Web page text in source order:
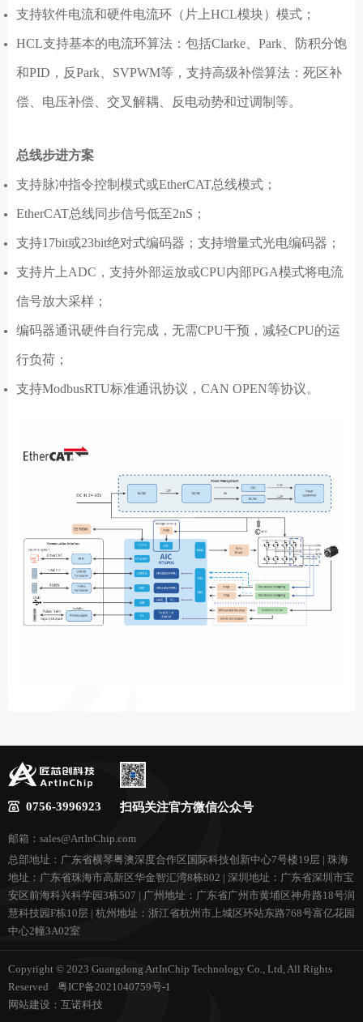
支持软件电流和硬件电流环（片上HCL模块）模式；
HCL支持基本的电流环算法：包括Clarke、Park、防积分饱
和PID，反Park、SVPWM等，支持高级补偿算法：死区补
偿、电压补偿、交叉解耦、反电动势和过调制等。
总线步进方案
支持脉冲指令控制模式或EtherCAT总线模式；
EtherCAT总线同步信号低至2nS；
支持17bit或23bit绝对式编码器；支持增量式光电编码器；
支持片上ADC，支持外部运放或CPU内部PGA模式将电流
信号放大采样；
编码器通讯硬件自行完成，无需CPU干预，减轻CPU的运
行负荷；
支持ModbusRTU标准通讯协议，CAN OPEN等协议。
0756-3996923 扫码关注官方微信公众号
邮箱：sales@ArtInChip.com
总部地址：广东省横琴粤澳深度合作区国际科技创新中心7号楼19层 | 珠海
地址：广东省珠海市高新区华金智汇湾8栋802 | 深圳地址：广东省深圳市宝
安区前海科兴科学园3栋507 | 广州地址：广东省广州市黄埔区神舟路18号润
慧科技园F栋10层 | 杭州地址：浙江省杭州市上城区环站东路768号富亿花园
中心2幢3A02室
Copyright © 2023 Guangdong ArtInChip Technology Co., Ltd, All Rights
Reserved
粤ICP备2021040759号-1
网站建设 ： 互诺科技